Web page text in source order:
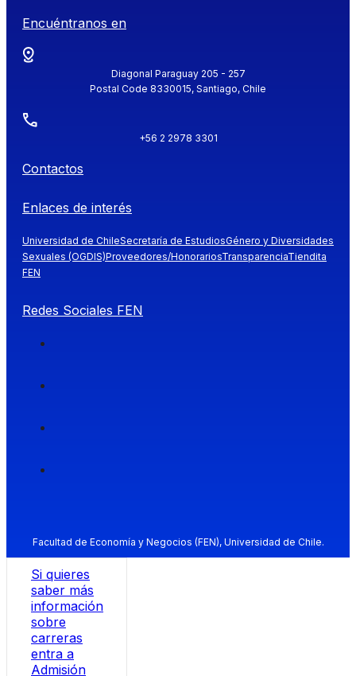
Encuéntranos en
Diagonal Paraguay 205 - 257
Postal Code 8330015, Santiago, Chile
+56 2 2978 3301
Contactos
Enlaces de interés
Universidad de ChileSecretaría de EstudiosGénero y Diversidades
Sexuales (OGDIS)Proveedores/HonorariosTransparenciaTiendita
FEN
Redes Sociales FEN
Facultad de Economía y Negocios (FEN), Universidad de Chile.
Si quieres
saber más
información
sobre
carreras
entra a
Admisión